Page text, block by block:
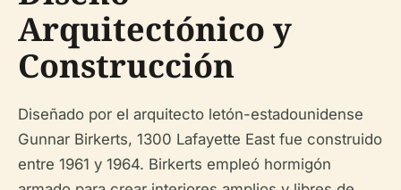
Arquitectónico y
Construcción
Diseñado por el arquitecto letón-estadounidense
Gunnar Birkerts, 1300 Lafayette East fue construido
entre 1961 y 1964. Birkerts empleó hormigón